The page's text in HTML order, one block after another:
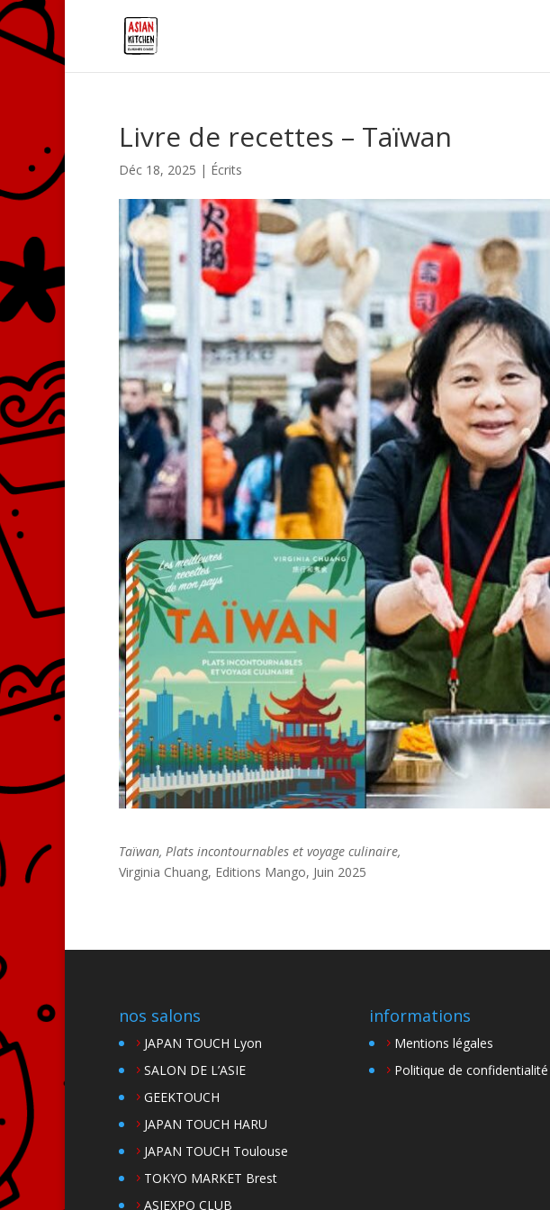
Livre de recettes – Taïwan
Déc 18, 2025 | Écrits
Taïwan, Plats incontournables et voyage culinaire,
Virginia Chuang, Editions Mango, Juin 2025
nos salons
JAPAN TOUCH Lyon
SALON DE L’ASIE
GEEKTOUCH
JAPAN TOUCH HARU
JAPAN TOUCH Toulouse
TOKYO MARKET Brest
ASIEXPO CLUB
informations
Mentions légales
Politique de confidentialité